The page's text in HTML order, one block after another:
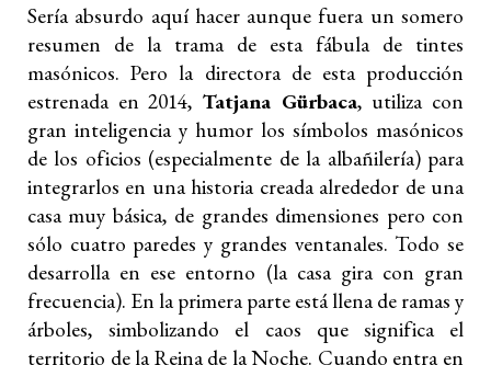
Sería absurdo aquí hacer aunque fuera un somero
resumen de la trama de esta fábula de tintes
masónicos. Pero la directora de esta producción
estrenada en 2014, Tatjana Gürbaca, utiliza con
gran inteligencia y humor los símbolos masónicos
de los oficios (especialmente de la albañilería) para
integrarlos en una historia creada alrededor de una
casa muy básica, de grandes dimensiones pero con
sólo cuatro paredes y grandes ventanales. Todo se
desarrolla en ese entorno (la casa gira con gran
frecuencia). En la primera parte está llena de ramas y
árboles, simbolizando el caos que significa el
territorio de la Reina de la Noche. Cuando entra en